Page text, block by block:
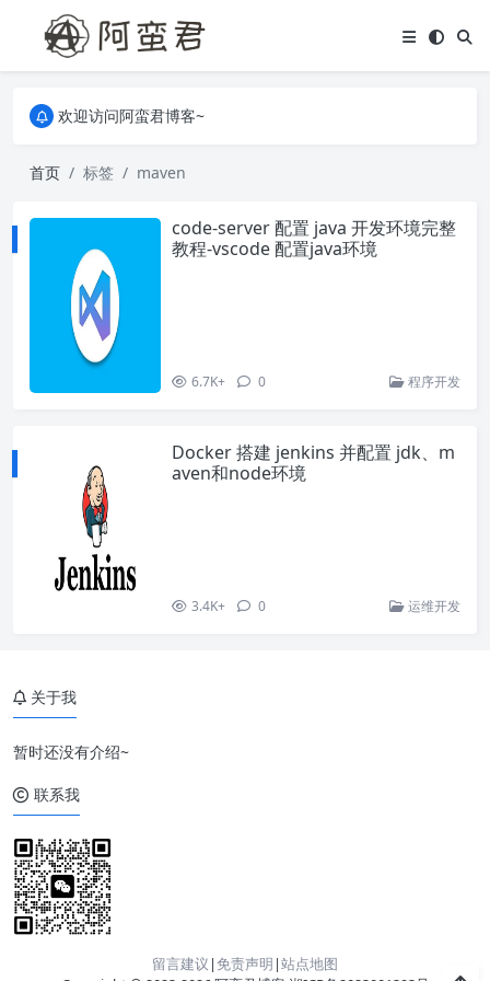
关于本站，有任何疑问都可以评论或留言。
欢迎访问阿蛮君博客~
欢迎访问阿蛮君博客~
首页 标签 maven
code-server 配置 java 开发环境完整
教程-vscode 配置java环境
6.7K+ 0 程序开发
Docker 搭建 jenkins 并配置 jdk、m
aven和node环境
3.4K+ 0 运维开发
关于我
暂时还没有介绍~
联系我
留言建议 |免责声明 |站点地图